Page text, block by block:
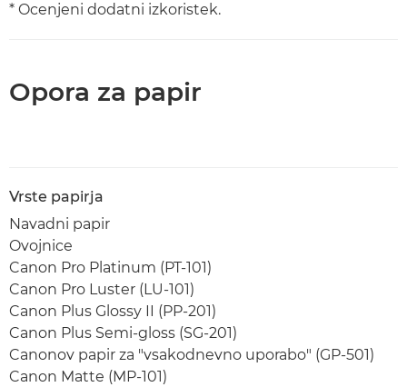
* Ocenjeni dodatni izkoristek.
Opora za papir
Vrste papirja
Navadni papir
Ovojnice
Canon Pro Platinum (PT-101)
Canon Pro Luster (LU-101)
Canon Plus Glossy II (PP-201)
Canon Plus Semi-gloss (SG-201)
Canonov papir za "vsakodnevno uporabo" (GP-501)
Canon Matte (MP-101)